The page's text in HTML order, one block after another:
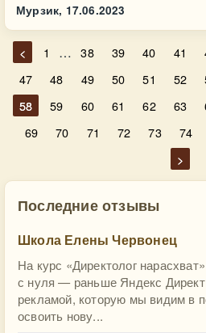
Мурзик, 17.06.2023
< 1 … 38 39 40 41
47
48 49 50 51 52
58
59 60 61 62 63
69
70 71 72 73 74
>
Последние отзывы
Школа Елены Червонец
На курс «Директолог
с нуля — раньше Яндекс
рекламой, которую мы видим в
освоить нову...